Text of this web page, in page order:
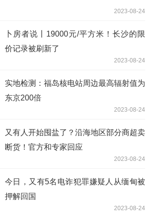
2023-08-24
卜房者说丨19000元/平方米！长沙的限
价记录被刷新了
2023-08-24
实地检测：福岛核电站周边最高辐射值为
东京200倍
2023-08-24
又有人开始囤盐了？沿海地区部分商超卖
断货！官方和专家回应
2023-08-24
今日，又有5名电诈犯罪嫌疑人从缅甸被
押解回国
2023-08-24